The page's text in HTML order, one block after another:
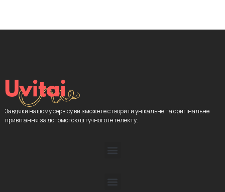
Завдяки нашому сервісу ви зможете створити унікальне та оригінальне
привітання за допомогою штучного інтелекту.